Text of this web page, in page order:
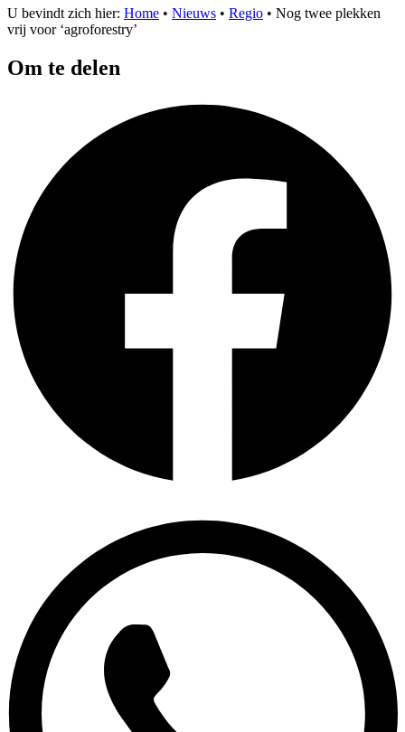
U bevindt zich hier: Home • Nieuws • Regio • Nog twee plekken
vrij voor ‘agroforestry’
Om te delen